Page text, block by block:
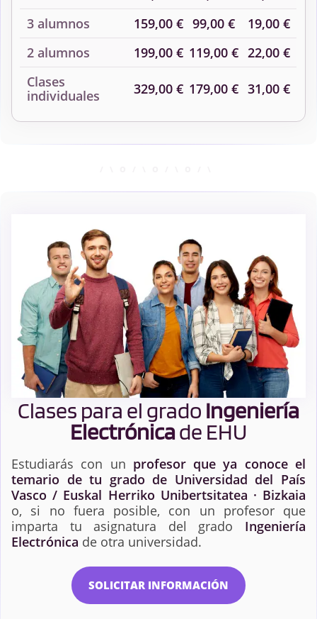
3 alumnos
159,00 € 99,00 €
19,00 €
2 alumnos
199,00 € 119,00 € 22,00 €
Clases
individuales
329,00 € 179,00 € 31,00 €
Clases para el grado Ingeniería
Electrónicade EHU
Estudiarás con un profesor que ya conoce el
temario de tu grado de Universidad del País
Vasco / Euskal Herriko Unibertsitatea · Bizkaia
o, si no fuera posible, con un profesor que
imparta tu asignatura del grado Ingeniería
Electrónica de otra universidad.
SOLICITAR INFORMACIÓN